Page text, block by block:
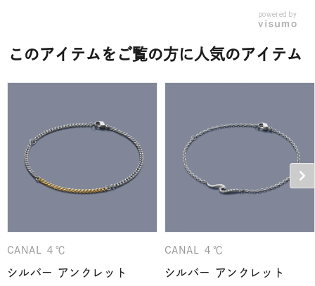
powered by
このアイテムをご覧の方に人気のアイテム
CANAL ４℃
シルバー アンクレット
CANAL ４℃
シルバー アンクレット